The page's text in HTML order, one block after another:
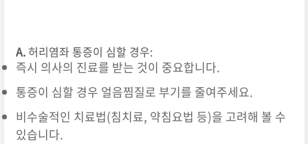
A.허리염좌 통증이 심할 경우:
즉시 의사의 진료를 받는 것이 중요합니다.
통증이 심할 경우 얼음찜질로 부기를 줄여주세요.
비수술적인 치료법(침치료, 약침요법 등)을 고려해 볼 수
있습니다.